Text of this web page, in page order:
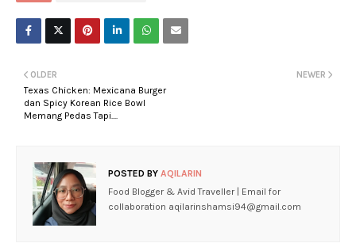
NEWER
OLDER
Texas Chicken: Mexicana Burger
dan Spicy Korean Rice Bowl
Memang Pedas Tapi....
POSTED BY AQILARIN
Food Blogger & Avid Traveller | Email for
collaboration aqilarinshamsi94@gmail.com